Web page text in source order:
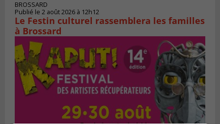
BROSSARD
Publié le 2 août 2026 à 12h12
Le Festin culturel rassemblera les familles
à Brossard